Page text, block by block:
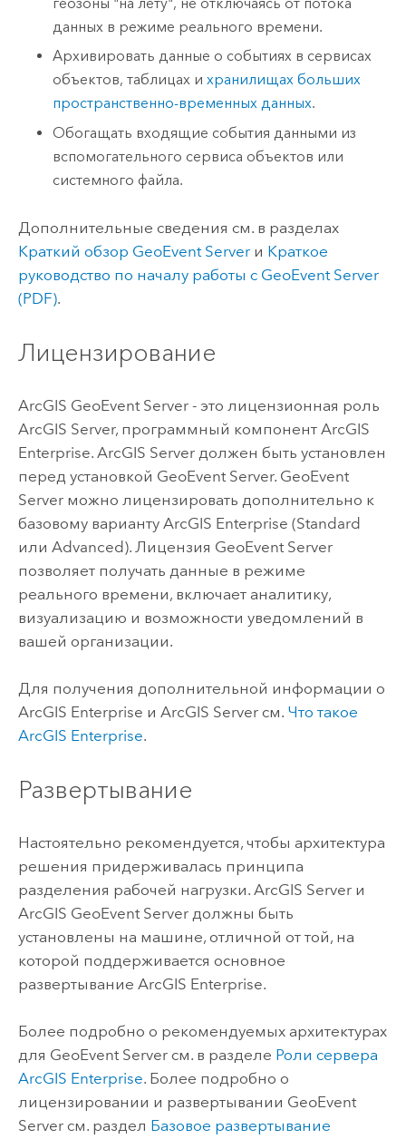
данных в режиме реального времени.
Архивировать данные о событиях в сервисах
объектов, таблицах ихранилищах больших
пространственно-временных данных.
Обогащать входящие события данными из
вспомогательного сервиса объектов или
системного файла.
Дополнительные сведения см. в разделах
Краткий обзор GeoEvent Serverи Краткое
руководство по началу работы с GeoEvent Server
(PDF).
Лицензирование
ArcGIS GeoEvent Server- это лицензионная роль
ArcGIS Server, программный компонент ArcGIS
Enterprise. ArcGIS Serverдолжен быть установлен
перед установкой GeoEvent Server. GeoEvent
Serverможно лицензировать дополнительно к
базовому варианту ArcGIS Enterprise (Standard
или Advanced). Лицензия GeoEvent Server
позволяет получать данные в режиме
реального времени, включает аналитику,
визуализацию и возможности уведомлений в
вашей организации.
Для получения дополнительной информации о
ArcGIS Enterprise и ArcGIS Serverсм. Что такое
ArcGIS Enterprise.
Развертывание
Настоятельно рекомендуется, чтобы архитектура
решения придерживалась принципа
разделения рабочей нагрузки. ArcGIS Serverи
ArcGIS GeoEvent Serverдолжны быть
установлены на машине, отличной от той, на
которой поддерживается основное
развертывание ArcGIS Enterprise.
Более подробно о рекомендуемых архитектурах
для GeoEvent Serverсм. в разделе Роли сервера
ArcGIS Enterprise. Более подробно о
лицензировании и развертывании GeoEvent
Serverсм. раздел Базовое развертывание